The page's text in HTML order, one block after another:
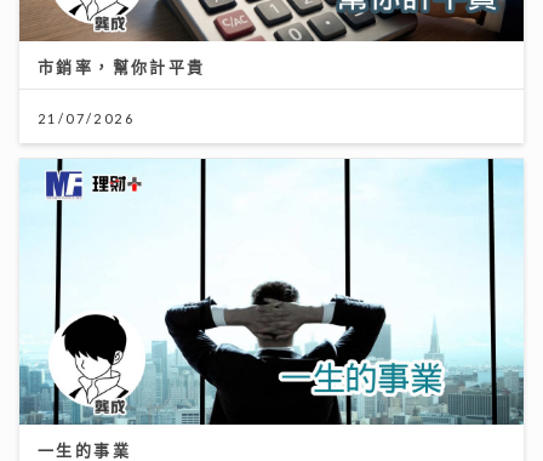
市銷率，幫你計平貴
21/07/2026
一生的事業